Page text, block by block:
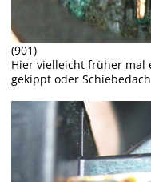
(901)
Hier vielleicht früher mal
gekippt oder